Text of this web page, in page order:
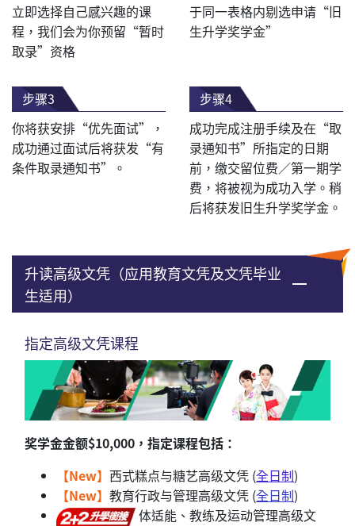
立即选择自己感兴趣的课
程，我们会为你预留“暂时
取录”资格
于同一表格内剔选申请“旧
生升学奖学金”
步骤3
你将获安排“优先面试”，
成功通过面试后将获发“有
条件取录通知书”。
步骤4
成功完成注册手续及在“取
录通知书”所指定的日期
前，缴交留位费／第一期学
费，将被视为成功入学。稍
后将获发旧生升学奖学金。
升读高级文凭（应用教育文凭及文凭毕业
生适用）
指定高级文凭课程
奖学金金额$10,000，指定课程包括：
【New】 西式糕点与糖艺高级文凭 (全日制)
【New】 教育行政与管理高级文凭 (全日制)
体适能、教练及运动管理高级文